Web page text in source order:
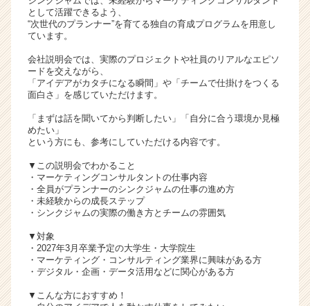
イ
ト
ア
ャ
リ
ア
h
e
e
r
C
a
e
e
r）
として活躍できるよう、
“次世代のプランナー”を育てる独自の育成プログラムを用意し
ています。
会社説明会では、実際のプロジェクトや社員のリアルなエピソ
ードを交えながら、
「アイデアがカタチになる瞬間」や「チームで仕掛けをつくる
面白さ」を感じていただけます。
「まずは話を聞いてから判断したい」「自分に合う環境か見極
めたい」
という方にも、参考にしていただける内容です。
▼この説明会でわかること
・マーケティングコンサルタントの仕事内容
・全員がプランナーのシンクジャムの仕事の進め方
・未経験からの成長ステップ
・シンクジャムの実際の働き方とチームの雰囲気
▼対象
・2027年3月卒業予定の大学生・大学院生
・マーケティング・コンサルティング業界に興味がある方
・デジタル・企画・データ活用などに関心がある方
▼こんな方におすすめ！